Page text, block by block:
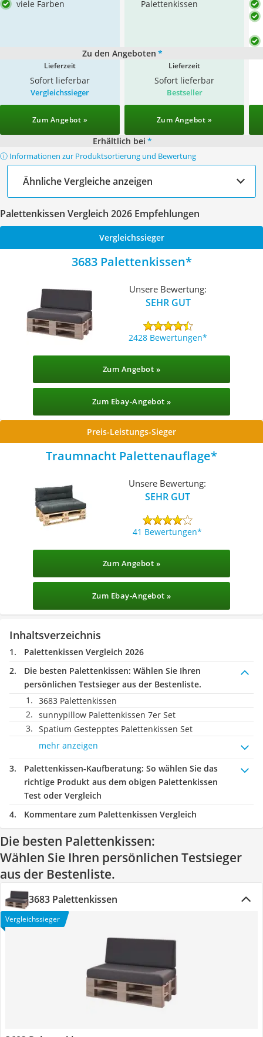
viele Farben
Palettenkissen
Zu den Angeboten *
Lieferzeit
Sofort lieferbar
Lieferzeit
Sofort lieferbar
Vergleichssieger
Zum Angebot »
Bestseller
Zum Angebot »
Erhältlich bei *
ⓘ Informationen zur Produktsortierung und Bewertung
Ähnliche Vergleiche anzeigen
Palettenkissen Vergleich 2026 Empfehlungen
Vergleichssieger
3683 Palettenkissen
Unsere Bewertung:
SEHR GUT
2428 Bewertungen
Zum Angebot »
Zum Ebay-Angebot »
Preis-Leistungs-Sieger
Traumnacht Palettenauflage
Unsere Bewertung:
SEHR GUT
41 Bewertungen
Zum Angebot »
Zum Ebay-Angebot »
Inhaltsverzeichnis
Palettenkissen Vergleich 2026
Die besten Palettenkissen: Wählen Sie Ihren
persönlichen Testsieger aus der Bestenliste.
3683 Palettenkissen
sunnypillow Palettenkissen 7er Set
Spatium Gestepptes Palettenkissen Set
mehr anzeigen
Palettenkissen-Kaufberatung: So wählen Sie das
richtige Produkt aus dem obigen Palettenkissen
Test oder Vergleich
Kommentare zum Palettenkissen Vergleich
Die besten Palettenkissen:
Wählen Sie Ihren persönlichen Testsieger
aus der Bestenliste.
3683 Palettenkissen
Vergleichssieger